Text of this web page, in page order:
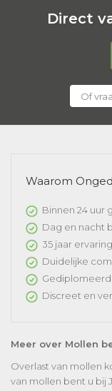
Direct
Of
Waarom
Binnen 24 uur
Dag en nacht
35 jaar
Duidelijke
Discreet en
Meer over Mollen
Overlast van mollen
van mollen bent u bij